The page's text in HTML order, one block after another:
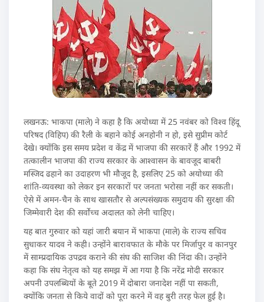
लखनऊ: भाकपा (माले) ने कहा है कि अयोध्या में 25 नवंबर को विश्व हिंदू
परिषद (विहिप) की रैली के बहाने कोई अनहोनी न हो, इसे सुप्रीम कोर्ट
देखे। क्योंकि इस समय प्रदेश व केंद्र में भाजपा की सरकारें हैं और 1992 में
तत्कालीन भाजपा की राज्य सरकार के आश्वासन के बावजूद बाबरी
मस्जिद ढहाने का उदाहरण भी मौजूद है, इसलिए 25 को अयोध्या की
शांति-व्यवस्था को लेकर इन सरकारों पर जनता भरोसा नहीं कर सकती।
ऐसे में अमन-चैन के साथ खासतौर से अल्पसंख्यक समुदाय की सुरक्षा की
जिम्मेवारी देश की सर्वोच्च अदालत को लेनी चाहिए।
यह बात गुरुवार को यहां जारी बयान में भाकपा (माले) के राज्य सचिव
सुधाकर यादव ने कही। उन्होंने बारावफात के मौके पर मिर्जापुर व कानपुर
में साम्प्रदायिक उपद्रव कराने की संघ की साजिश की निंदा की। उन्होंने
कहा कि संघ नेतृत्व को यह समझ में आ गया है कि नरेंद्र मोदी सरकार
अपनी उपलब्धियों के बूते 2019 में दोबारा जनादेश नहीं पा सकती,
क्योंकि जनता से किये वादों को पूरा करने में वह बुरी तरह फेल हुई है।